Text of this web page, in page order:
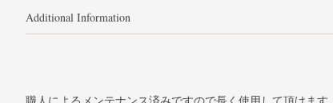
Additional Information